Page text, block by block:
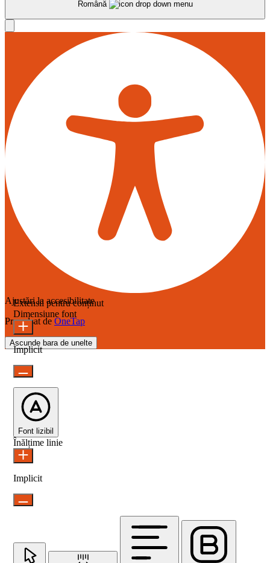
Română
Ajustări la accesibilitate
Propulsat de OneTap
Ascunde bara de unelte
Extensii pentru conținut
Dimensiune font
Implicit
Font lizibil
Înălțime linie
Implicit